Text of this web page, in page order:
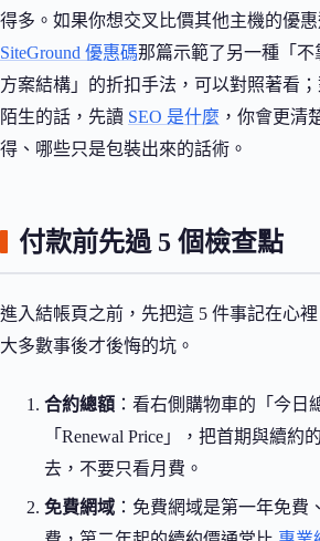
得多。如果你想交叉比價其他主機的優惠
SiteGround 優惠碼那篇示範了另一種「不
方案結構」的折扣手法，可以對照著看；
陌生的話，先讀 SEO 是什麼 ，你會更清
得、哪些只是包裝出來的話術。
付款前先過 5 個檢查點
進入結帳頁之前，先把這 5 件事記在心
大多數事後才後悔的坑。
合約總額 ：看右側購物車的「今日
「Renewal Price」，把首期與續約
去，不要只看月費。
免費網域 ：免費網域是第一年免費